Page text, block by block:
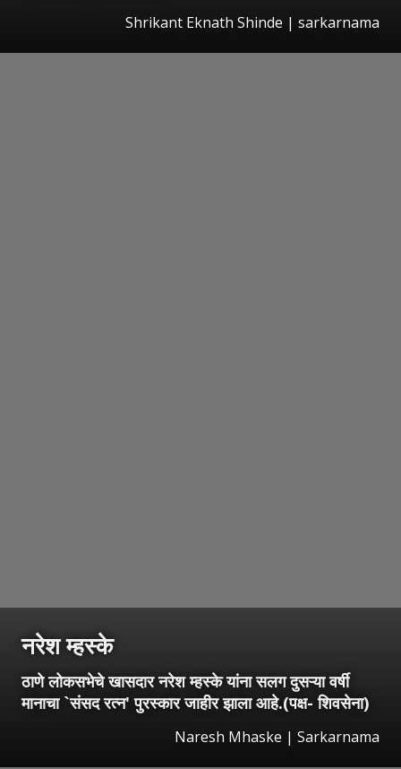
Shrikant Eknath Shinde | sarkarnama
नरेश म्हस्के
ठाणे लोकसभेचे खासदार नरेश म्हस्के यांना सलग दुसऱ्या वर्षी
मानाचा `संसद रत्न' पुरस्कार जाहीर झाला आहे.(पक्ष- शिवसेना)
Naresh Mhaske | Sarkarnama